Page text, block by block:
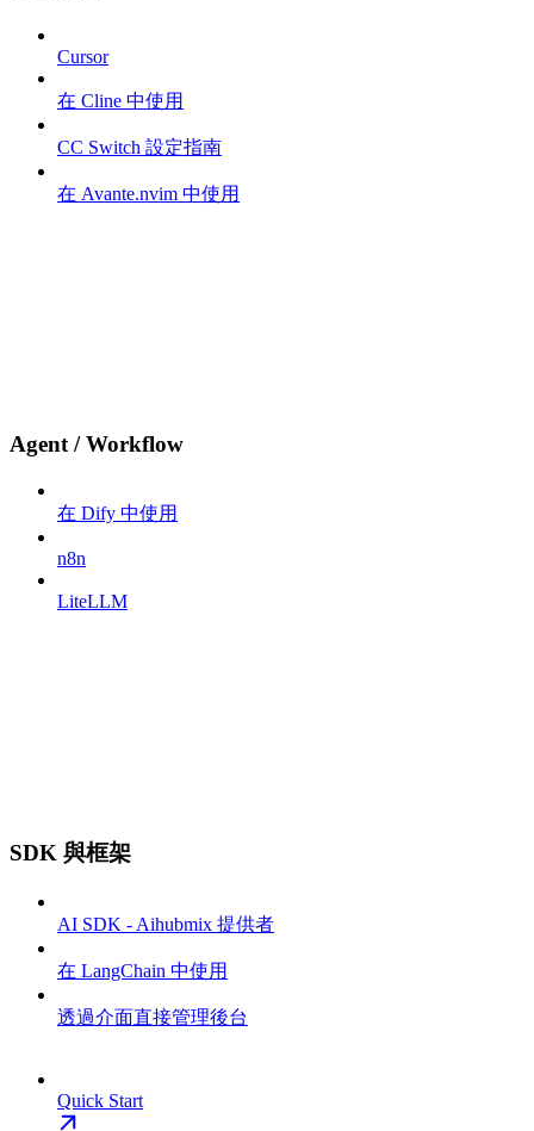
Cursor
在 Cline 中使用
CC Switch 設定指南
在 Avante.nvim 中使用
Agent / Workflow
在 Dify 中使用
n8n
LiteLLM
SDK 與框架
AI SDK - Aihubmix 提供者
在 LangChain 中使用
透過介面直接管理後台
Quick Start